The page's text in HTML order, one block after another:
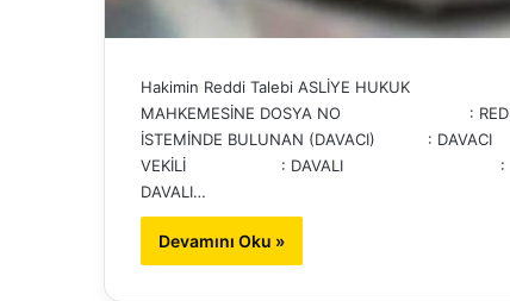
Hakimin Reddi Talebi ASLİYE HUKUK
MAHKEMESİNE DOSYA NO : RED
İSTEMİNDE BULUNAN (DAVACI) : DAVACI
VEKİLİ : DAVALI :
DAVALI…
Devamını Oku »